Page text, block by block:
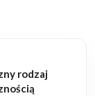
rodzaj